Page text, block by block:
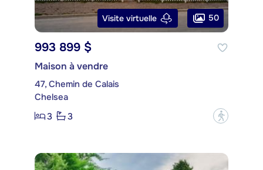
Visite virtuelle 50
993 899 $
Maison à vendre
47, Chemin de Calais
Chelsea
3
3 ?